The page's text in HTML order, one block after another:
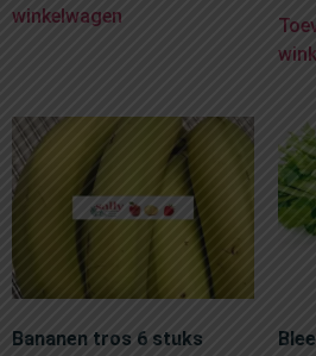
winkelwagen
Bananen tros 6 stuks